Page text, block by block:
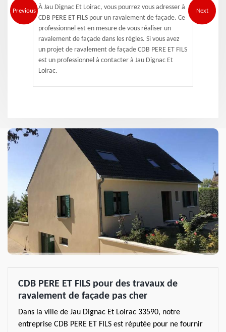
Previous À Jau Dignac Et Loirac, vous pourrez vous adresser à
CDB PERE ET FILS pour un ravalement de façade. Ce
professionnel est en mesure de vous réaliser un
ravalement de façade dans les règles. Si vous avez
un projet de ravalement de façade CDB PERE ET FILS
est un professionnel à contacter à Jau Dignac Et
Loirac.
Next
CDB PERE ET FILS pour des travaux de
ravalement de façade pas cher
Dans la ville de Jau Dignac Et Loirac 33590, notre
entreprise CDB PERE ET FILS est réputée pour ne fournir